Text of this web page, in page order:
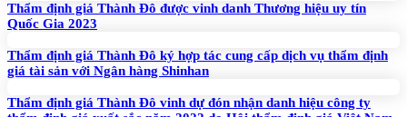
Thẩm định giá Thành Đô được vinh danh Thương hiệu uy tín
Quốc Gia 2023
Thẩm định giá Thành Đô ký hợp tác cung cấp dịch vụ thẩm định
giá tài sản với Ngân hàng Shinhan
Thẩm định giá Thành Đô vinh dự đón nhận danh hiệu công ty